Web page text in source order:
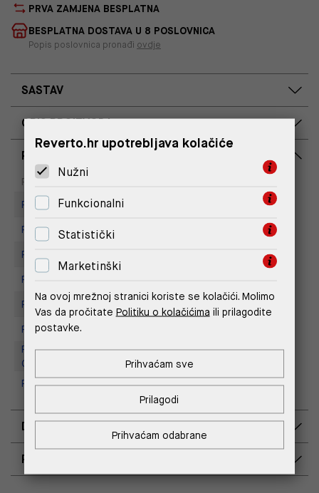
PRVA ZAMJENA BESPLATNA
BESPLATNA DOSTAVA U 8 POSLOVNICA
Popis poslovnica pronađi ovdje
SASTAV
OPIS PROIZVODA
RASPOLOŽIVOST PO POSLOVNICAMA
Poslovnica
Replay Store, Joker Centar
Replay store, Tower Centar
Replay Store, Supernova Zadar
Replay store, Arena centar
Replay Store, City Center One
Replay Store, Mall of Split
Replay Outlet Store, Designer
Outlet Croatia
Replay Outlet Store, Split
DOSTAVA
POVRAT I ZAMJENA
Reverto.hr upotrebljava kolačiće
Nužni
Funkcionalni
Statistički
Marketinški
Na ovoj mrežnoj stranici koriste se kolačići. Molimo
Vas da pročitate Politiku o kolačićima ili prilagodite
postavke.
Prihvaćam odabrane
Prilagodi
Prihvaćam sve